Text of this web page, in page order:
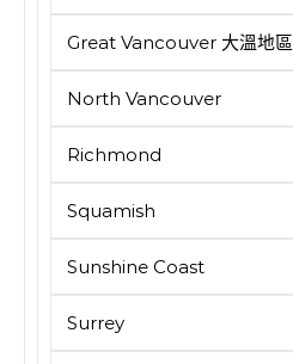
Great Vancouver 大溫地區
North Vancouver
Richmond
Squamish
Sunshine Coast
Surrey